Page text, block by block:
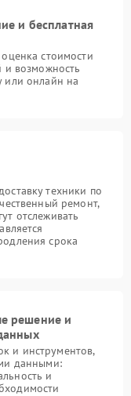
и бесплатная
стоимости
и возможность
или онлайн на
техники по
ремонт,
отслеживать
срока
решение и
и инструментов,
данными:
и